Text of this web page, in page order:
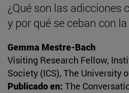
¿Qué son las adicciones
y por qué se ceban con
Gemma Mestre-Bach
Visiting Research Fellow,
Society (ICS), The University
Publicado en: The